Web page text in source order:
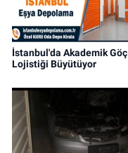
İstanbul'da Akademik Göç
Lojistiği Büyütüyor